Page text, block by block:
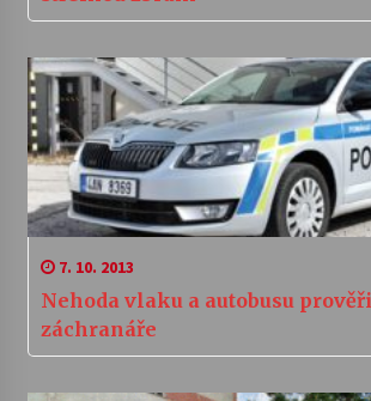
7. 10. 2013
Nehoda vlaku a autobusu
záchranáře